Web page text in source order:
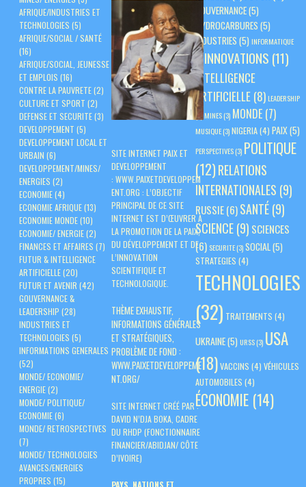
AFRIQUE/INDUSTRIES ET
TECHNOLOGIES (5)
AFRIQUE/SOCIAL / SANTÉ
(16)
AFRIQUE/SOCIAL, JEUNESSE
ET EMPLOIS (16)
CONTRE LA PAUVRETE(2)
CULTURE ET SPORT (2)
DEFENSE ET SECURITE(3)
DEVELOPPEMENT (5)
DEVELOPPEMENT LOCAL ET
URBAIN (6)
DEVELOPPEMENT/MINES/
ENERGIES (2)
ECONOMIE(4)
ECONOMIE AFRIQUE(13)
ECONOMIE MONDE(10)
ECONOMIE/ ENERGIE(2)
FINANCES ET AFFAIRES (7)
FUTUR & INTELLIGENCE
ARTIFICIELLE(20)
FUTUR ET AVENIR (42)
GOUVERNANCE &
LEADERSHIP (28)
INDUSTRIES ET
TECHNOLOGIES (5)
INFORMATIONS GENERALES
(52)
MONDE/ ECONOMIE/
ENERGIE(2)
MONDE/ POLITIQUE/
ECONOMIE(6)
MONDE/ RETROSPECTIVES
(7)
MONDE/ TECHNOLOGIES
AVANCES/ENERGIES
PROPRES (15)
GOUVERNANCE(5)
HYDROCARBURES(5)
INDUSTRIES(5)INFORMATIQUE
(3) INNOVATIONS (11)
INTELLIGENCE
ARTIFICIELLE (8)LEADERSHIP
(3)MINES(3) MONDE (7)
MUSIQUE(3)NIGERIA(4) PAIX(5)
PERSPECTIVES(3) POLITIQUE
(12)RELATIONS
INTERNATIONALES (9)
RUSSIE(6)SANTÉ(9)
SCIENCE(9) SCIENCES
(6) SECURITE(3)SOCIAL(5)
STRATEGIES (4)
TECHNOLOGIES
(32) TRAITEMENTS (4)
UKRAINE(5)URSS(3) USA
(18)VACCINS (4) VÉHICULES
AUTOMOBILES (4)
ÉCONOMIE (14)
SITE INTERNET PAIX ET
DEVELOPPEMENT
:WWW.PAIXETDEVELOPPEM
ENT.ORG : L’OBJECTIF
PRINCIPAL DE CE SITE
INTERNET EST D’ŒUVRER À
LA PROMOTION DE LA PAIX,
DU DÉVELOPPEMENT ET DE
L’INNOVATION
SCIENTIFIQUE ET
TECHNOLOGIQUE.
THÈME EXHAUSTIF,
INFORMATIONS GÉNÉRALES
ET STRATÉGIQUES,
PROBLÈME DE FOND :
WWW.PAIXETDEVELOPPEME
NT.ORG/
SITE INTERNET CRÉÉ PAR :
DAVID N’DJA BOKA, CADRE
DU RHDP (FONCTIONNAIRE
FINANCIER/ABIDJAN/ CÔTE
D’IVOIRE)
PAYS, NATIONS ET